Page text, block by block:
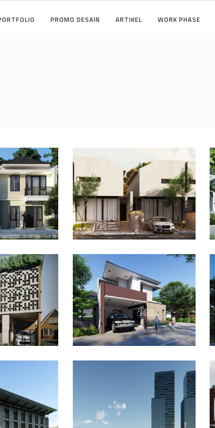
PROMO DESAIN ARTIKEL WORK PHASE
Premier
Desain Concrete House
di Cinere Depok
DESAIN RUMAH TERBAIK
Bapak
Bogor
Desain Rumah Hook
Alternatif di Cibubur
DESAIN RUMAH TERBAIK
Kota
LAINNYA
Desain DNB Tower di
Cilandak Jakarta Selatan
DESAIN KANTOR TERBAIK